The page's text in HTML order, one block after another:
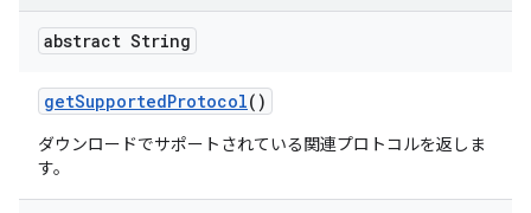
abstract String
getSupportedProtocol()
ダウンロードでサポートされている関連プロトコルを返しま
す。